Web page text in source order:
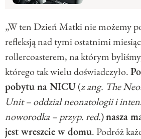
„W ten Dzień Matki nie możemy
refleksją nad tymi ostatnimi
rollercoasterem, na którym
którego tak wielu doświadczyło.
pobytu na NICU(z ang. The
Unit – oddział neonatologii i
noworodka – przyp. red.)nasza
jest wreszcie w domu. Podróż